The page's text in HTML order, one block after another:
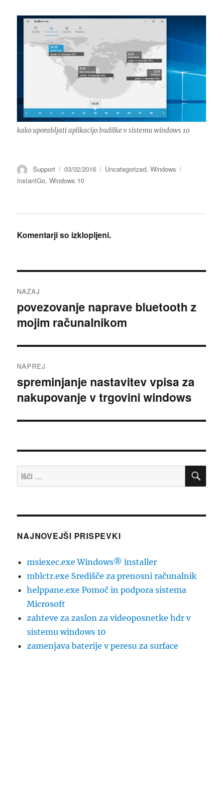
kako uporabljati aplikacijo budilke v sistemu windows 10
Avtor
Support
Objavljeno
dne
03/02/2016 Kategorije
Uncategorized,Windows
InstantGo,Windows 10
Komentarji so izklopljeni.
prispevka
NAZAJ
Prejšnji
prispevek:
povezovanje naprave bluetooth z
mojim računalnikom
NAPREJ
Naslednji
prispevek:
spreminjanje nastavitev vpisa za
nakupovanje v trgovini windows
Išči:
NAJNOVEJŠI PRISPEVKI
msiexec.exe Windows® installer
mblctr.exe Središče za prenosni računalnik
helppane.exe Pomoč in podpora sistema
Microsoft
zahteve za zaslon za videoposnetke hdr v
sistemu windows 10
zamenjava baterije v peresu za surface